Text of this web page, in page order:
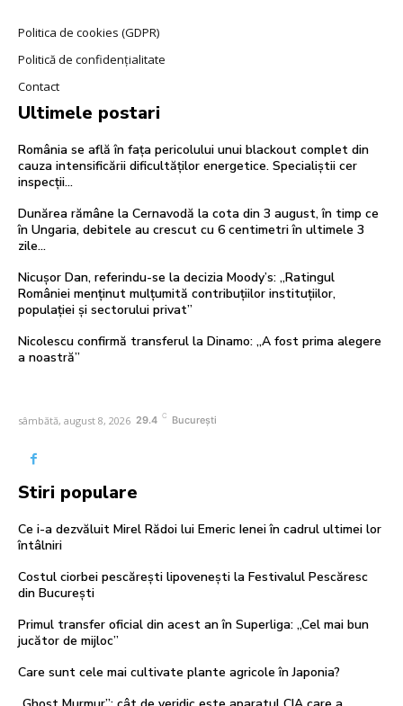
Politica de cookies (GDPR)
Politică de confidențialitate
Contact
Ultimele postari
România se află în fața pericolului unui blackout complet din
cauza intensificării dificultăților energetice. Specialiștii cer
inspecții…
Dunărea rămâne la Cernavodă la cota din 3 august, în timp ce
în Ungaria, debitele au crescut cu 6 centimetri în ultimele 3
zile...
Nicușor Dan, referindu-se la decizia Moody’s: „Ratingul
României menținut mulțumită contribuțiilor instituțiilor,
populației și sectorului privat”
Nicolescu confirmă transferul la Dinamo: „A fost prima alegere
a noastră”
sâmbătă, august 8, 2026 29.4 C București
Stiri populare
Ce i-a dezvăluit Mirel Rădoi lui Emeric Ienei în cadrul ultimei lor
întâlniri
Costul ciorbei pescărești lipovenești la Festivalul Pescăresc
din București
Primul transfer oficial din acest an în Superliga: „Cel mai bun
jucător de mijloc”
Care sunt cele mai cultivate plante agricole în Japonia?